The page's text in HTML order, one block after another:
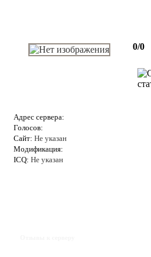
0/0
Адрес сервера:
Голосов:
Сайт: Не указан
Модификация:
ICQ: Не указан